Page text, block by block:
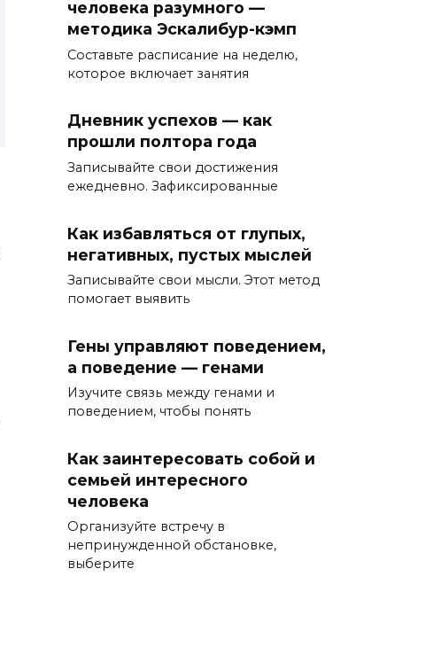
человека разумного —
методика Эскалибур-кэмп
Составьте расписание на неделю,
которое включает занятия
Дневник успехов — как
прошли полтора года
Записывайте свои достижения
ежедневно. Зафиксированные
Как избавляться от глупых,
негативных, пустых мыслей
Записывайте свои мысли. Этот метод
помогает выявить
Гены управляют поведением,
а поведение — генами
Изучите связь между генами и
поведением, чтобы понять
Как заинтересовать собой и
семьей интересного
человека
Организуйте встречу в
непринужденной обстановке,
выберите